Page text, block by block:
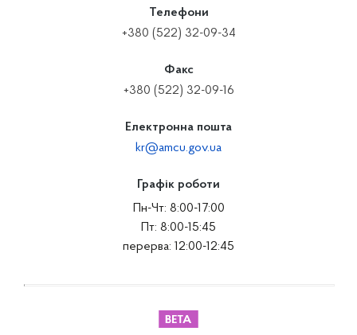
Телефони
+380 (522) 32-09-34
Факс
+380 (522) 32-09-16
Електронна пошта
kr@amcu.gov.ua
Графік роботи
Пн-Чт: 8:00-17:00
Пт: 8:00-15:45
перерва: 12:00-12:45